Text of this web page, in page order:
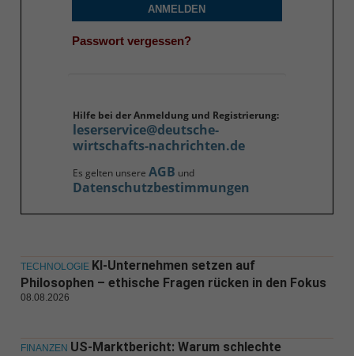
ANMELDEN
Passwort vergessen?
Hilfe bei der Anmeldung und Registrierung:
leserservice@deutsche-
wirtschafts-nachrichten.de
Es gelten unsere AGB und
Datenschutzbestimmungen
TECHNOLOGIE KI-Unternehmen setzen auf
Philosophen – ethische Fragen rücken in den Fokus
08.08.2026
FINANZEN US-Marktbericht: Warum schlechte